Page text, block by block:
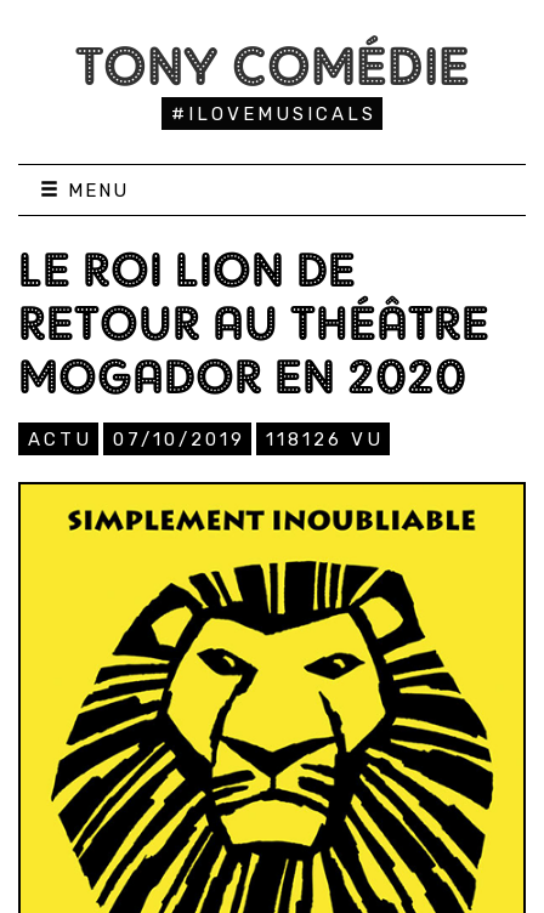
TONY COMÉDIE
#ILOVEMUSICALS
MENU
LE ROI LION DE
RETOUR AU THÉÂTRE
MOGADOR EN 2020
ACTU 07/10/2019 118126 VU